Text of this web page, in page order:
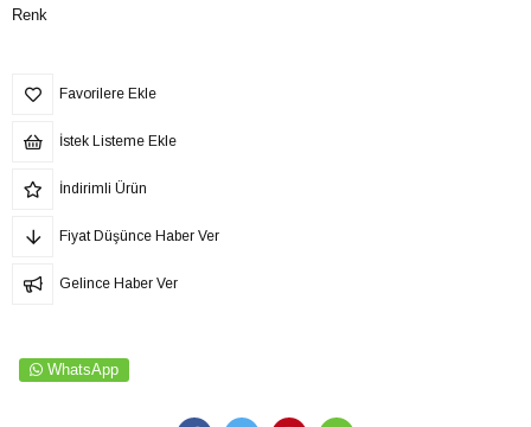
Renk
Favorilere Ekle
İstek Listeme Ekle
İndirimli Ürün
Fiyat Düşünce Haber Ver
Gelince Haber Ver
WhatsApp